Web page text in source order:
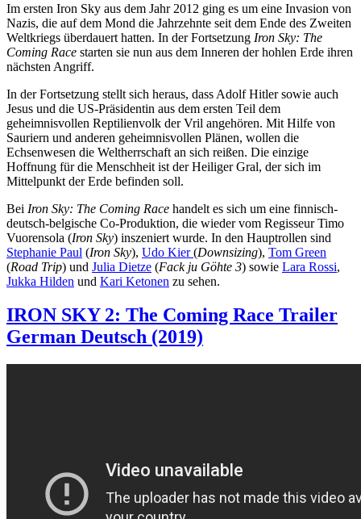
Im ersten Iron Sky aus dem Jahr 2012 ging es um eine Invasion von
Nazis, die auf dem Mond die Jahrzehnte seit dem Ende des Zweiten
Weltkriegs überdauert hatten. In der Fortsetzung Iron Sky: The
Coming Race starten sie nun aus dem Inneren der hohlen Erde ihren
nächsten Angriff.
In der Fortsetzung stellt sich heraus, dass Adolf Hitler sowie auch
Jesus und die US-Präsidentin aus dem ersten Teil dem
geheimnisvollen Reptilienvolk der Vril angehören. Mit Hilfe von
Sauriern und anderen geheimnisvollen Plänen, wollen die
Echsenwesen die Weltherrschaft an sich reißen. Die einzige
Hoffnung für die Menschheit ist der Heiliger Gral, der sich im
Mittelpunkt der Erde befinden soll.
Bei Iron Sky: The Coming Race handelt es sich um eine finnisch-
deutsch-belgische Co-Produktion, die wieder vom Regisseur Timo
Vuorensola (Iron Sky) inszeniert wurde. In den Hauptrollen sind
Stephanie Paul (Iron Sky), Udo Kier(Downsizing), Tom Green
(Road Trip) und Julia Dietze (Fack ju Göhte 3) sowie Lara Rossi,
Jukka Hilden und Kari Ketonen zu sehen.
IRON SKY 2: The Coming Race Trailer
German Deutsch (2019)